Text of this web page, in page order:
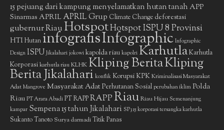
15 pejuang dari kampung menyelamatkan hutan tanah APP
Sinarmas APRIL APRIL Grup Climate Change deforestasi
gubernur RiauHotspotHotspot ISPU 8 Provinsi
HTIHutan infografisInfographic Infographic
Design ISPU Jikalahari jokowi kapolda riau kapolri KarhutlaKarhutla
Korporasikarhutla riauKLHKKliping BeritaKliping
Berita Jikalahari konflik Korupsi KPKKriminalisasi Masyarakat
Adat Mangrove Masyarakat AdatPerhutanan Sosial perubahan iklim Polda
Riau PT Arara Abadi PT RAPPRAPPRiauRiau Hijau Semenanjung
kampar Sempena 15 tahun Jikalahari SP3 15 korporasi tersangka karhutla
Sukanto Tanoto Surya darmadiTitik Panas